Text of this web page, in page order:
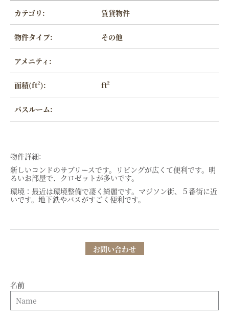
カテゴリ: 賃貸物件
物件タイプ: その他
アメニティ:
面積(ft²): ft²
バスルーム:
物件詳細:
新しいコンドのサブリースです。リビングが広くて便利です。明
るいお部屋で、クロゼットが多いです。
環境：最近は環境整備で凄く綺麗です。マジソン街、５番街に近
いです。地下鉄やバスがすごく便利です。
お問い合わせ
名前